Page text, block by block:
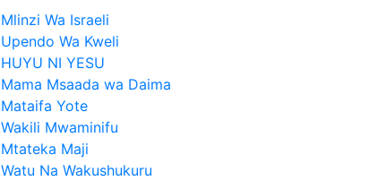
Mlinzi Wa Israeli
Upendo Wa Kweli
HUYU NI YESU
Mama Msaada wa Daima
Mataifa Yote
Wakili Mwaminifu
Mtateka Maji
Watu Na Wakushukuru